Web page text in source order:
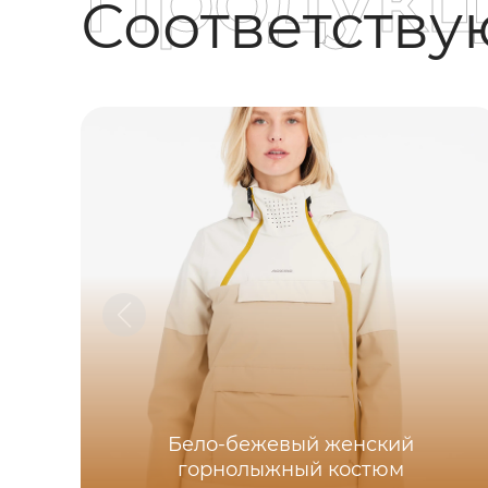
Бело-бежевый женский
горнолыжный костюм